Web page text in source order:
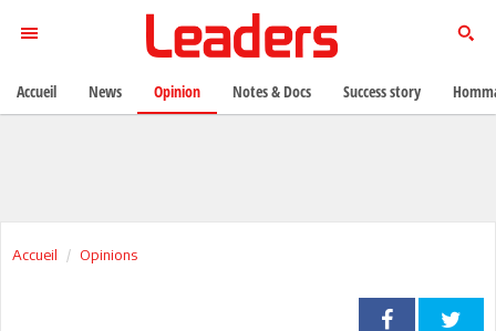
Accueil Opinions
Accueil News Opinion Notes & Docs Success story